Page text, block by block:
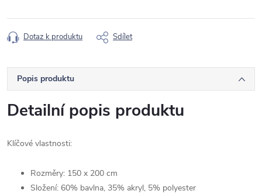
cena:
Dotaz k produktu Sdílet
Popis produktu
Detailní popis produktu
Klíčové vlastnosti:
Rozměry: 150 x 200 cm
Složení: 60% bavlna, 35% akryl, 5% polyester